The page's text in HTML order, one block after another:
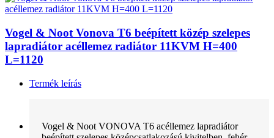
Vogel & Noot Vonova T6 beépített közép szelepes
lapradiátor acéllemez radiátor 11KVM H=400
L=1120
Termék leírás
Vogel & Noot VONOVA T6 acéllemez lapradiátor